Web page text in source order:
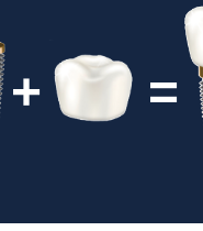
+ =